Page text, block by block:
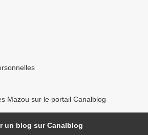
Mazou sur le portail Canalblog
un blog sur Canalblog